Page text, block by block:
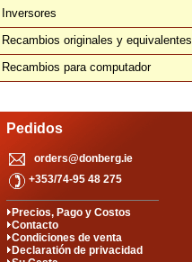
Inversores
Recambios originales y equivalentes
Recambios para computador
Pedidos
orders@donberg.ie
+353/74-95 48 275
Precios, Pago y Costos
Contacto
Condiciones de venta
Declaratión de privacidad